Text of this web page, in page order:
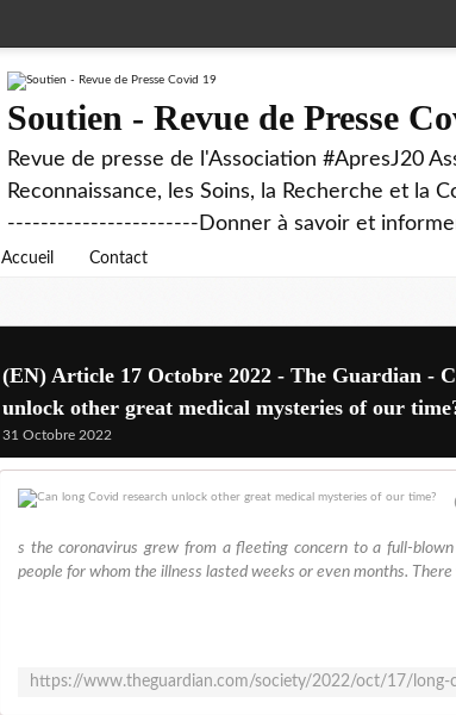
Soutien - Revue de Presse
Revue de presse de l'Association #ApresJ20
Reconnaissance, les Soins, la Recherche et
-----------------------Donner à savoir et
Accueil Contact
(EN) Article 17 Octobre 2022 - The Guardian -
unlock other great medical mysteries of our
31 Octobre 2022
s the coronavirus grew from a fleeting concern to a full-
people for whom the illness lasted weeks or even months.